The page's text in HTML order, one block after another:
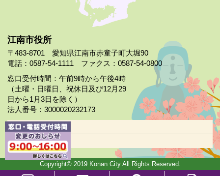
江南市役所
〒483-8701 愛知県江南市赤童子町大堀90
電話：0587-54-1111 ファクス：0587-54-0800
窓口受付時間：午前9時から午後4時
（土曜・日曜日、祝休日及び12月29
日から1月3日を除く）
法人番号：3000020232173
市役所案内
日曜市役所
Copyright© 2019 Konan City All Rights Reserved.